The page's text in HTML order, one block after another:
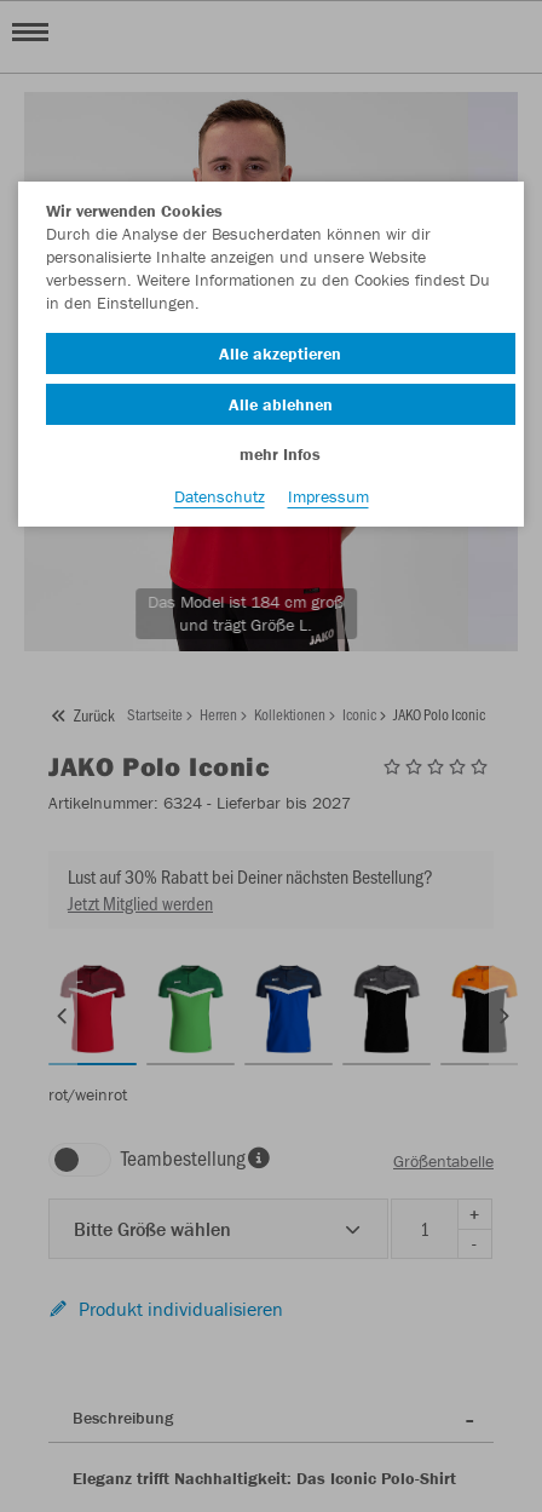
Das Model ist 184 cm groß
und trägt Größe L.
Zurück Startseite Herren Kollektionen Iconic JAKO Polo Iconic
JAKO Polo Iconic
Artikelnummer: 6324 - Lieferbar bis 2027
Lust auf 30% Rabatt bei Deiner nächsten Bestellung?
Jetzt Mitglied werden
rot/weinrot
Teambestellung Größentabelle
Bitte Größe wählen
+
-
Produkt individualisieren
Beschreibung
Eleganz trifft Nachhaltigkeit: Das Iconic Polo-Shirt
Wir verwenden Cookies
Durch die Analyse der Besucherdaten können wir dir
personalisierte Inhalte anzeigen und unsere Website
verbessern. Weitere Informationen zu den Cookies findest Du
in den Einstellungen.
Alle akzeptieren
Alle ablehnen
mehr Infos
Datenschutz
Impressum